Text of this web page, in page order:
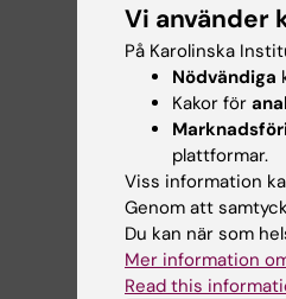
KI ingår
Health
regler.
Vi använder
På Karolinska
Nödvändiga
Kakor för
plattformar.
Viss information
Genom att
Du kan när som
Mer information
Read this